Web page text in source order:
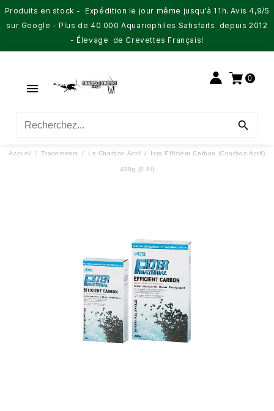
Produits en stock - Expédition le jour même jusqu'à 11h. Avis 4,9/5
sur Google - Plus de 40 000 Aquariophiles Satisfaits depuis 2012
- Élevage de Crevettes Français!

0

Accueil Traitements Le Charbon Actif Ista Efficient Carbon (Charbon Actif)
400g (0.8l)